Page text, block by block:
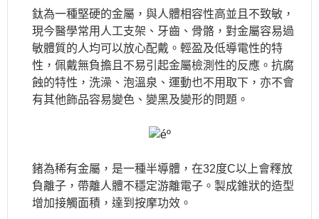
鈦為一種堅硬的金屬，與人體相容性高並且不致敏，
現今醫學常用人工支架、牙齒、骨骼，對金屬容易過
敏體質的人均可以放心配戴。輕盈及低導電性的特
性，佩戴無負擔且不易引起金屬檢測性的反應。抗腐
蝕的特性，洗澡、泡溫泉、運動也不用取下，亦不會
有其他飾品容易變色、變黑及變形的問題。
鍺為稀有金屬，是一種半導體，在32度C以上會釋放
負離子，帶離人體不穩定游離電子。製成錐狀的造型
增加接觸面積，達到按摩功效。